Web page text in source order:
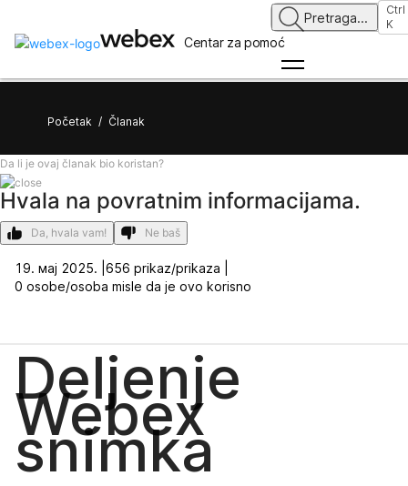
Centar za pomoć
Pretraga...
Ctrl
K
Početak / Članak
Da li je ovaj članak bio koristan?
Hvala na povratnim informacijama.
Da, hvala vam! Ne baš
19. мај 2025. | 656 prikaz/prikaza |
0 osobe/osoba misle da je ovo korisno
Deljenje
Webex
snimka